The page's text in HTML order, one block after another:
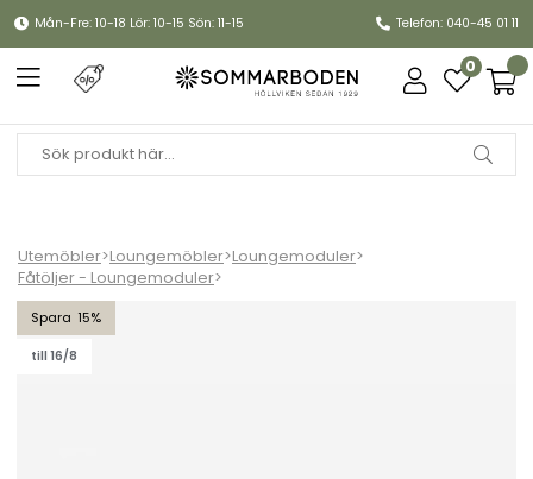
Mån-Fre: 10-18 Lör: 10-15 Sön: 11-15 Telefon: 040-45 01 11
0
Utemöbler>Loungemöbler>Loungemoduler>
Fåtöljer - Loungemoduler>
15
till 16/8
Hive stolsunderrede - dusty green